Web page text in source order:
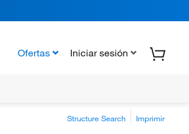
Ofertas Iniciar sesión
Structure Search Imprimir